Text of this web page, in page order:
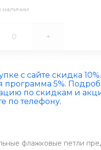
наличии
+
с сайте скидка
программа 5%.
по скидкам и
по телефону.
флажковые петли